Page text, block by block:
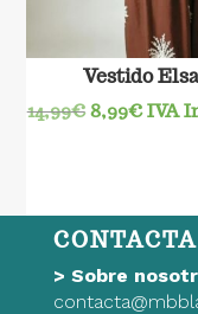
Vestido
14,99€ El
14,99€.
8,99€El
8,99€.
IVA
CONTACTA
> Sobre